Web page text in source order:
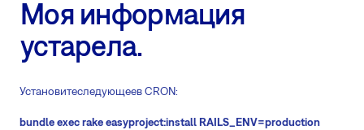
Моя информация
устарела.
Установитеследующеев CRON:
bundle exec rake easyproject:install RAILS_ENV=production